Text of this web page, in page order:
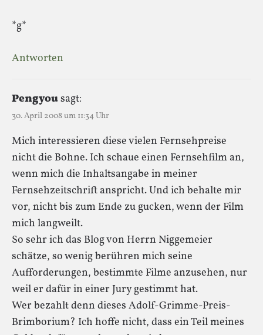
*g*
Antworten
Pengyousagt:
30. April 2008 um 11:34 Uhr
Mich interessieren diese vielen Fernsehpreise
nicht die Bohne. Ich schaue einen Fernsehfilm an,
wenn mich die Inhaltsangabe in meiner
Fernsehzeitschrift anspricht. Und ich behalte mir
vor, nicht bis zum Ende zu gucken, wenn der Film
mich langweilt.
So sehr ich das Blog von Herrn Niggemeier
schätze, so wenig berühren mich seine
Aufforderungen, bestimmte Filme anzusehen, nur
weil er dafür in einer Jury gestimmt hat.
Wer bezahlt denn dieses Adolf-Grimme-Preis-
Brimborium? Ich hoffe nicht, dass ein Teil meines